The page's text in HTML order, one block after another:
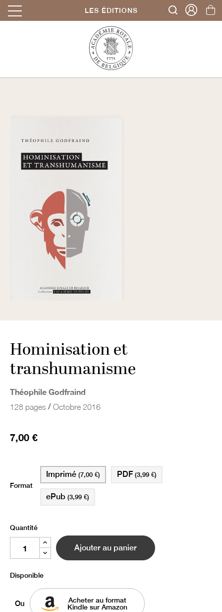
LES ÉDITIONS
Hominisation et
transhumanisme
Théophile Godfraind
128 pages / Octobre 2016
7,00 €
Format
Imprimé (7,00 €)
ePub (3,99 €)
PDF (3,99 €)
Quantité
Ajouter au panier
Disponible
Ou
Acheter au format
Kindle sur Amazon